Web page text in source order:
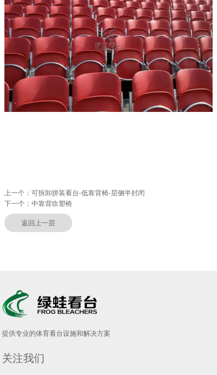
上一个： 可拆卸拼装看台-低靠背椅-层侧半封闭
下一个： 中靠背吹塑椅
返回上一层
提供专业的体育看台设施和解决方案
关注我们